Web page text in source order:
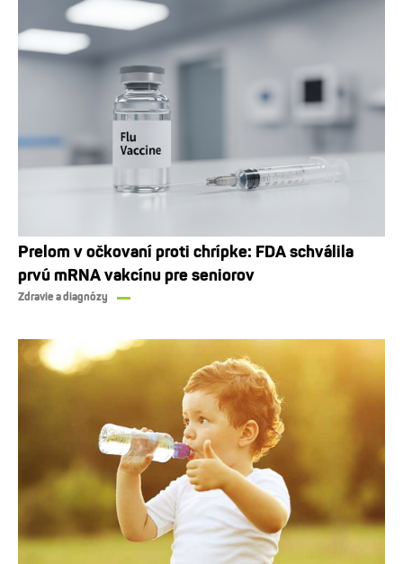
Prelom v očkovaní proti chrípke: FDA schválila
prvú mRNA vakcínu pre seniorov
Zdravie a diagnózy